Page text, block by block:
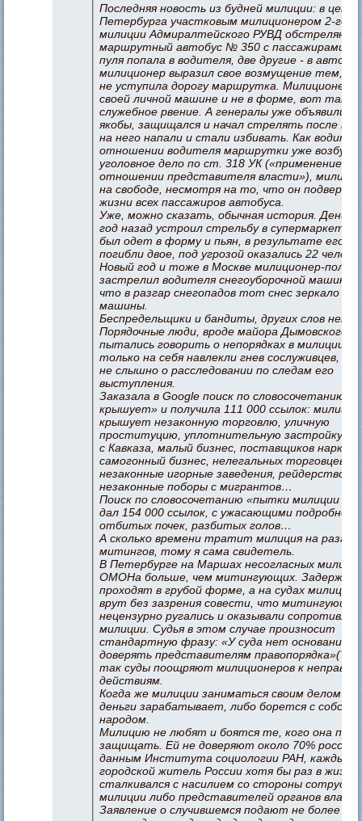
Последняя новость из будней милиции: в
Петербурга участковым милиционером 2-го
милиции Адмиралтейского РУВД обстрелян
маршрутный автобус № 350 с пассажирами.
пуля попала в водителя, две другие - в
милиционер выразил свое возмущение тем,
не уступила дорогу маршрутка. Милиционер
своей личной машине и не в форме, вот такое
служебное рвение. А генералы уже объявили,
якобы, защищался и начал стрелять после
на него напали и стали избивать. Как
отношении водителя маршрутки уже
уголовное дело по ст. 318 УК («применение
отношении представителя власти»),
на свободе, несмотря на то, что он подвергал
жизни всех пассажиров автобуса.
Уже, можно сказать, обычная история. Денис
год назад устроил стрельбу в супермаркете.
был одет в форму и пьян, в результате его
погибли двое, под угрозой оказались 22
Новый год и тоже в Москве милиционер-
застрелил водителя снегоуборочной машины
что в разгар снегопадов тот снес зеркало его
машины.
Беспредельщики и бандиты, других слов нет.
Порядочные люди, вроде майора Дымовского,
пытались говорить о непорядках в милиции,
только на себя навлекли гнев сослуживцев, и
не слышно о расследовании по следам его
выступления.
Заказала в Google поиск по словосочетанию
крышует» и получила 111 000 ссылок: милиция
крышует незаконную торговлю, уличную
проституцию, уплотнительную застройку,
с Кавказа, малый бизнес, поставщиков
самогонный бизнес, нелегальных торговцев,
незаконные игорные заведения, рейдерство,
незаконные поборы с мигрантов…
Поиск по словосочетанию «пытки милиции в
дал 154 000 ссылок, с ужасающими
отбитых почек, разбитых голов…
А сколько времени тратит милиция на разгон
митингов, тому я сама свидетель.
В Петербурге на Маршах несогласных
ОМОНа больше, чем митингующих.
проходят в грубой форме, а на судах
врут без зазрения совести, что митингующие
нецензурно ругались и оказывали
милиции. Судья в этом случае произносит
стандартную фразу: «У суда нет оснований
доверять представителям
так суды поощряют милиционеров к
действиям.
Когда же милиции заниматься своим делом?
деньги зарабатывает, либо борется с
народом.
Милицию не любят и боятся те, кого она
защищать. Ей не доверяют около 70%
данным Института социологии РАН, каждый
городской житель России хотя бы раз в жизни
сталкивался с насилием со стороны
милиции либо представителей органов
Заявление о случившемся подают не более